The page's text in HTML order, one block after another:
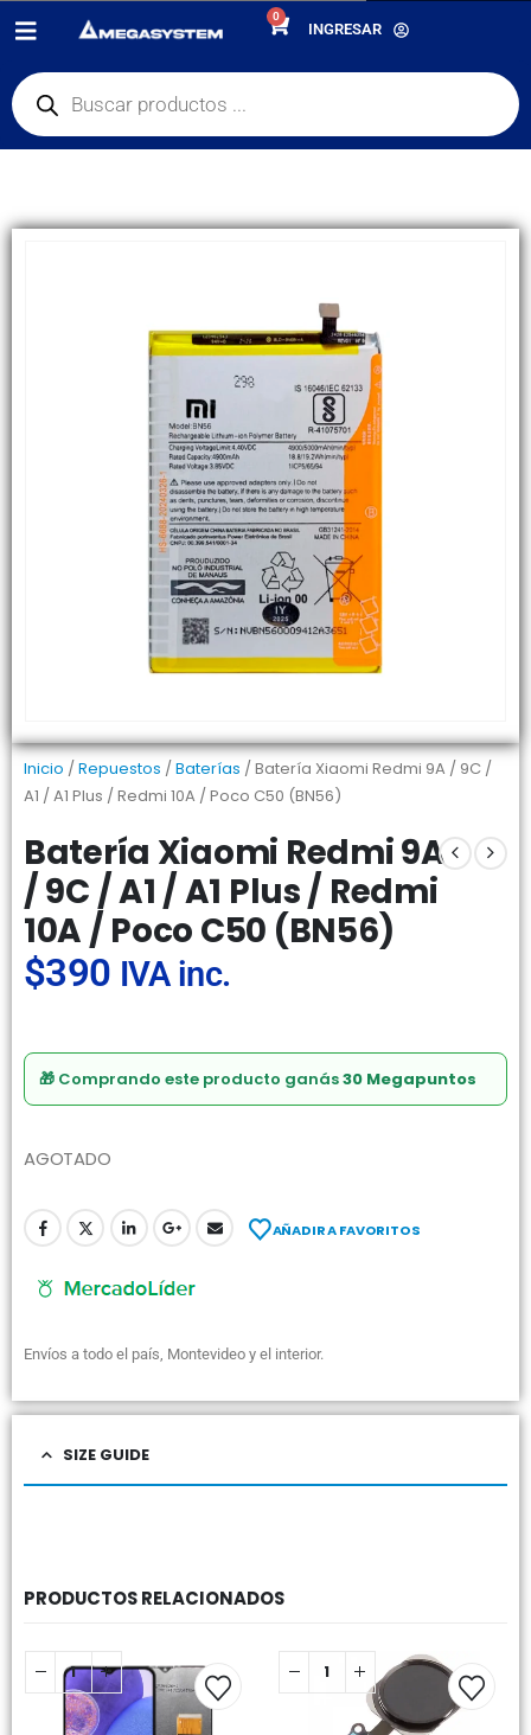
0
INGRESAR
PRODUCTOSREPUESTOS
BATERÍAS
(BN56)
Inicio /Repuestos /Baterías / Batería Xiaomi Redmi 9A / 9C /
A1 / A1 Plus / Redmi 10A / Poco C50 (BN56)
Batería Xiaomi Redmi 9A
/ 9C / A1 / A1 Plus / Redmi
10A / Poco C50 (BN56)
$390 IVA inc.
🎁 Comprando este producto ganás30 Megapuntos
AGOTADO
AÑADIR A FAVORITOS
Envíos a todo el país, Montevideo y el interior.
SIZE GUIDE
PRODUCTOS RELACIONADOS